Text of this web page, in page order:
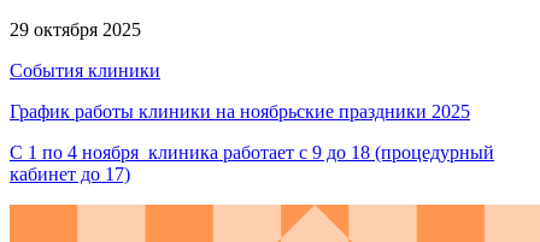
29 октября 2025
События клиники
График работы клиники на ноябрьские праздники 2025
С 1 по 4 ноября клиника работает с 9 до 18 (процедурный
кабинет до 17)